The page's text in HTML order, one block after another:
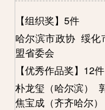
【组织奖】5件
哈尔滨市政协 绥
盟省委会
【优秀作品奖】12件
朴龙玺（哈尔滨）
焦宝成（齐齐哈尔）